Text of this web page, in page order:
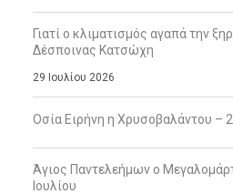
Γιατί ο κλιματισμός αγαπά την
Δέσποινας Κατσώχη
29 Ιουλίου 2026
Οσία Ειρήνη η Χρυσοβαλάντου –
Άγιος Παντελεήμων ο
Ιουλίου